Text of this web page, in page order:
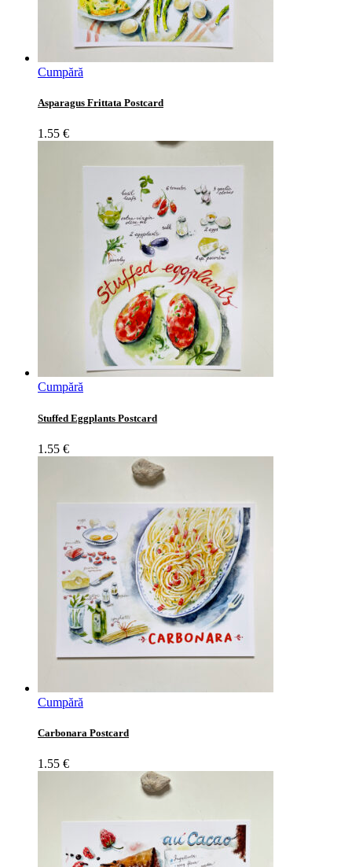
Cumpără
Asparagus Frittata Postcard
1.55 €
Cumpără
Stuffed Eggplants Postcard
1.55 €
Cumpără
Carbonara Postcard
1.55 €